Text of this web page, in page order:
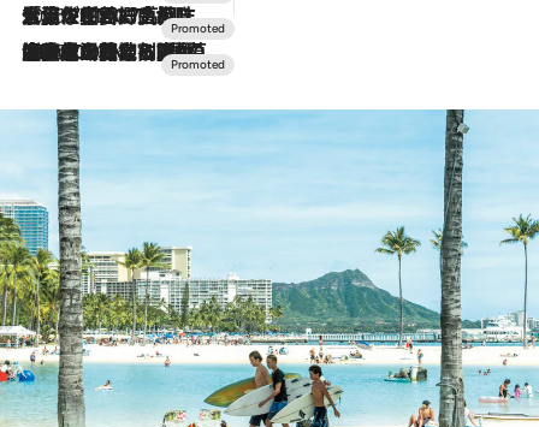
2026.7.17
「土佐和ハーブかき氷」がOMO7高知に登場！生姜、山椒、大葉など目にも舌にも涼を呼ぶ郷土の味
2026.7.10
NEW OPEN！【界 草津】名湯の地に誕生。趣の異なる2種の温泉と上州ならではの会席・蕎麦割烹など美食を味わう究極の癒やし旅